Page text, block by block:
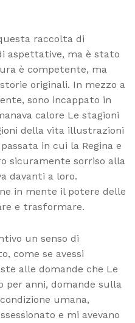
raccolta di
aspettative, ma è stato
è competente, ma
originali. In mezzo a
sono incappato in
calore Le stagioni
della vita illustrazioni
in cui la Regina e
sicuramente sorriso alla
davanti a loro.
in mente il potere delle
e trasformare.
un senso di
come se avessi
alle domande che Le
per anni, domande sulla
umana,
e mi avevano